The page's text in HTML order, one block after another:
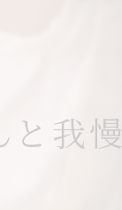
我